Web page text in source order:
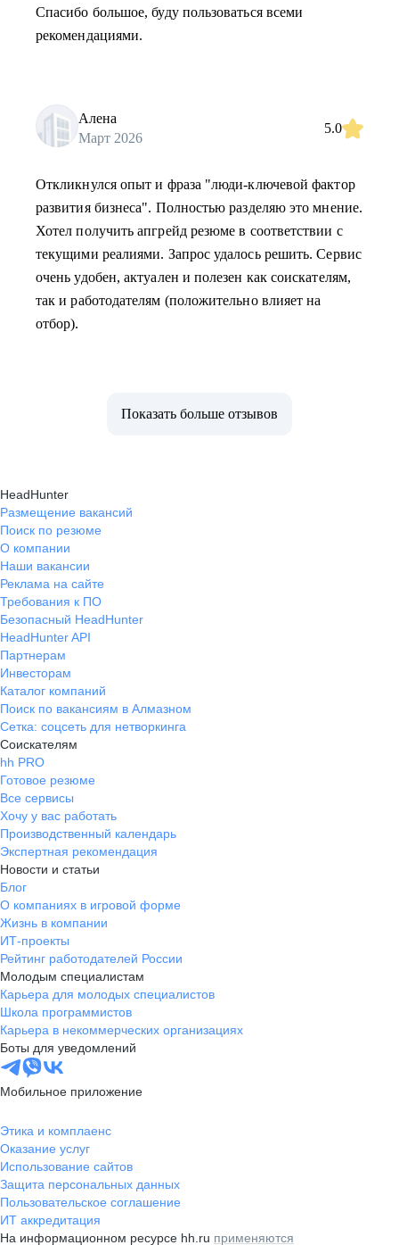
Спасибо большое, буду пользоваться всеми
рекомендациями.
Алена
Март 2026
5.0
Откликнулся опыт и фраза "люди-ключевой фактор
развития бизнеса". Полностью разделяю это мнение.
Хотел получить апгрейд резюме в соответствии с
текущими реалиями. Запрос удалось решить. Сервис
очень удобен, актуален и полезен как соискателям,
так и работодателям (положительно влияет на
отбор).
Показать больше отзывов
HeadHunter
Размещение вакансий
Поиск по резюме
О компании
Наши вакансии
Реклама на сайте
Требования к ПО
Безопасный HeadHunter
HeadHunter API
Партнерам
Инвесторам
Каталог компаний
Поиск по вакансиям в Алмазном
Сетка: соцсеть для нетворкинга
Соискателям
hh PRO
Готовое резюме
Все сервисы
Хочу у вас работать
Производственный календарь
Экспертная рекомендация
Новости и статьи
Блог
О компаниях в игровой форме
Жизнь в компании
ИТ-проекты
Рейтинг работодателей России
Молодым специалистам
Карьера для молодых специалистов
Школа программистов
Карьера в некоммерческих организациях
Боты для уведомлений
Мобильное приложение
Этика и комплаенс
Оказание услуг
Использование сайтов
Защита персональных данных
Пользовательское соглашение
ИТ аккредитация
На информационном ресурсе hh.ru применяются